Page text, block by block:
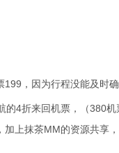
，因为行程没能及时
的4折来回机票，（380
上抹茶MM的资源共享